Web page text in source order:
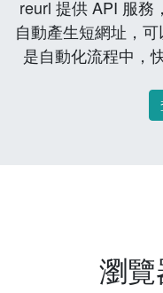
reurl 提供 API 服務
自動產生短網址，
是自動化流程中，
瀏